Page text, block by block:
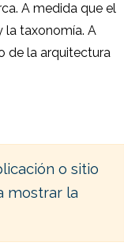
A medida que el
la taxonomía. A
de la arquitectura
o sitio
mostrar la